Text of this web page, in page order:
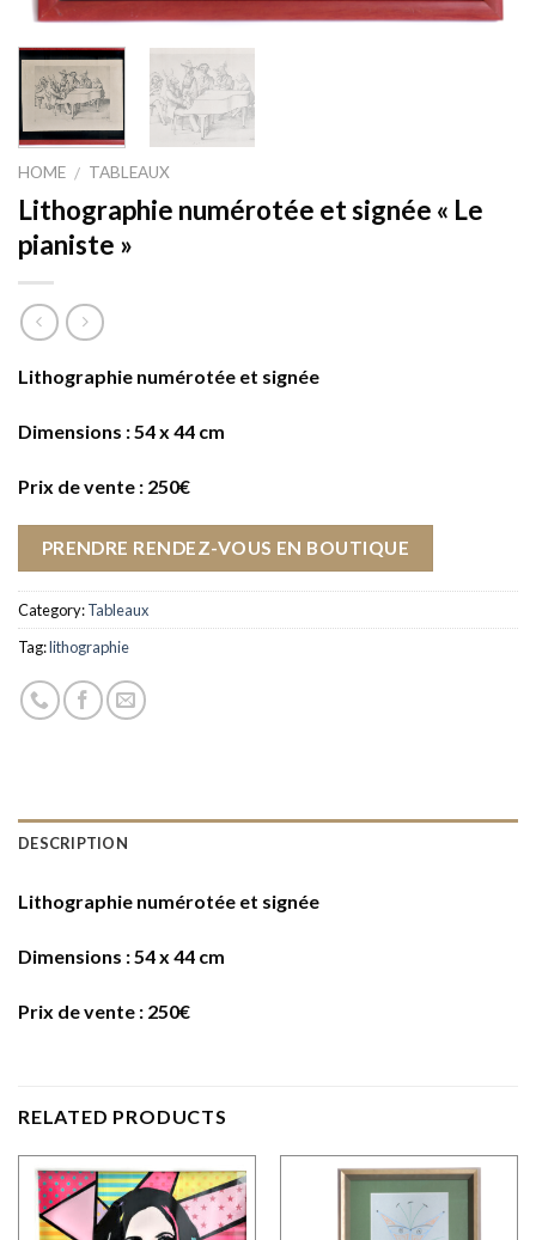
HOME / TABLEAUX
Lithographie numérotée et signée « Le
pianiste »
Lithographie numérotée et signée
Dimensions : 54 x 44 cm
Prix de vente : 250€
PRENDRE RENDEZ-VOUS EN BOUTIQUE
Category:Tableaux
Tag:lithographie
DESCRIPTION
Lithographie numérotée et signée
Dimensions : 54 x 44 cm
Prix de vente : 250€
RELATED PRODUCTS